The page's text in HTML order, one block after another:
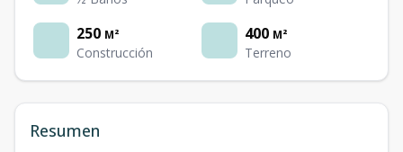
250 M²
Construcción
400 M²
Terreno
Resumen